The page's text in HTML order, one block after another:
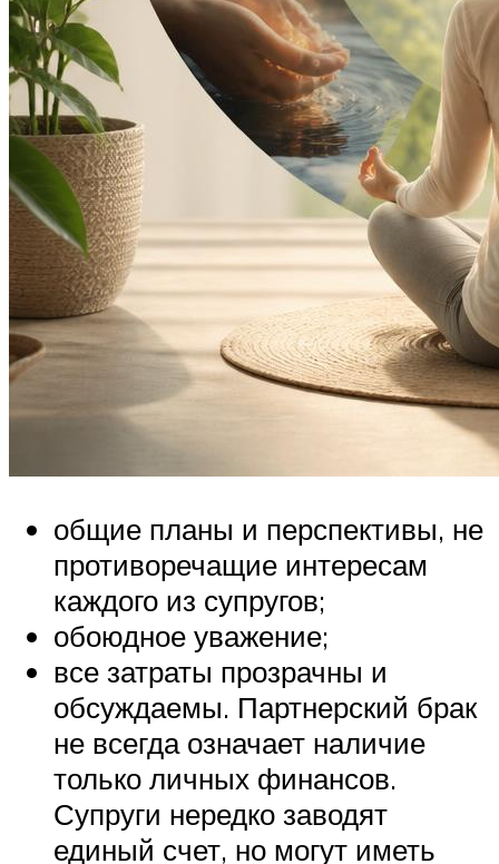
общие планы и перспективы, не
противоречащие интересам
каждого из супругов;
обоюдное уважение;
все затраты прозрачны и
обсуждаемы. Партнерский брак
не всегда означает наличие
только личных финансов.
Супруги нередко заводят
единый счет, но могут иметь